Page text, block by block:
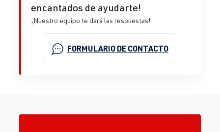
encantados de ayudarte!
¡Nuestro equipo te dará las respuestas!
FORMULARIO DE CONTACTO